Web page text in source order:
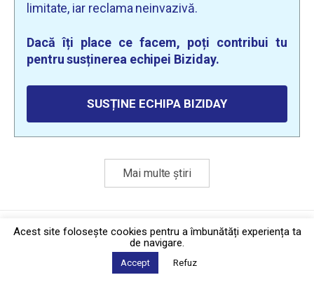
limitate, iar reclama neinvazivă.
Dacă îți place ce facem, poți contribui tu
pentru susținerea echipei Biziday.
SUSȚINE ECHIPA BIZIDAY
Mai multe știri
Politica de confidențialitate·Contact
2026 © Biziday
Acest site foloseşte cookies pentru a îmbunătăți experiența ta
de navigare.
Accept Refuz